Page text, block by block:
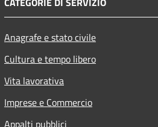
Anagrafe e stato civile
Cultura e tempo libero
Vita lavorativa
Imprese e Commercio
Appalti pubblici